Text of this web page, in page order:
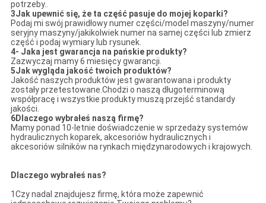
potrzeby..
3Jak upewnić się, że ta część pasuje do mojej koparki?
Podaj mi swój prawidłowy numer części/model maszyny/numer
seryjny maszyny/jakikolwiek numer na samej części lub zmierz
część i podaj wymiary lub rysunek.
4- Jaka jest gwarancja na pańskie produkty?
Zazwyczaj mamy 6 miesięcy gwarancji.
5Jak wygląda jakość twoich produktów?
Jakość naszych produktów jest gwarantowana i produkty
zostały przetestowane.Chodzi o naszą długoterminową
współpracę i wszystkie produkty muszą przejść standardy
jakości.
6Dlaczego wybrałeś naszą firmę?
Mamy ponad 10-letnie doświadczenie w sprzedaży systemów
hydraulicznych koparek, akcesoriów hydraulicznych i
akcesoriów silników na rynkach międzynarodowych i krajowych.
Dlaczego wybrałeś nas?
1Czy nadal znajdujesz firmę, która może zapewnić